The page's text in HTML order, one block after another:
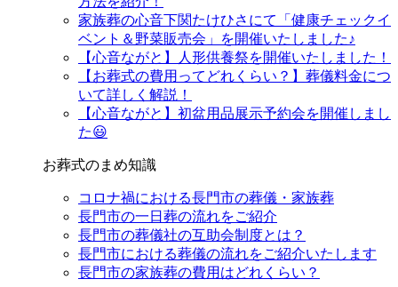
家族葬の心音下関たけひさにて「健康チェックイ
ベント＆野菜販売会」を開催いたしました♪
【心音ながと】人形供養祭を開催いたしました！
【お葬式の費用ってどれくらい？】葬儀料金につ
いて詳しく解説！
【心音ながと】初盆用品展示予約会を開催しまし
た😃
お葬式のまめ知識
コロナ禍における長門市の葬儀・家族葬
長門市の一日葬の流れをご紹介
長門市の葬儀社の互助会制度とは？
長門市における葬儀の流れをご紹介いたします
長門市の家族葬の費用はどれくらい？